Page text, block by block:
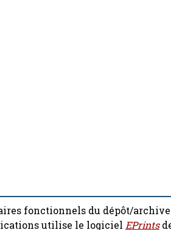
fonctionnels du dépôt/
utilise le logiciel EPrints